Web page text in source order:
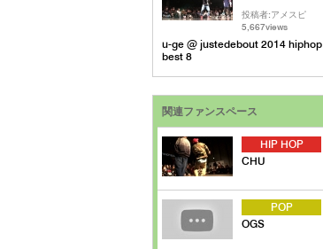
投稿者:アメスピ
5,667views
u-ge @ justedebout 2014 hiphop
best 8
関連ファンスペース
HIP HOP
CHU
POP
OGS